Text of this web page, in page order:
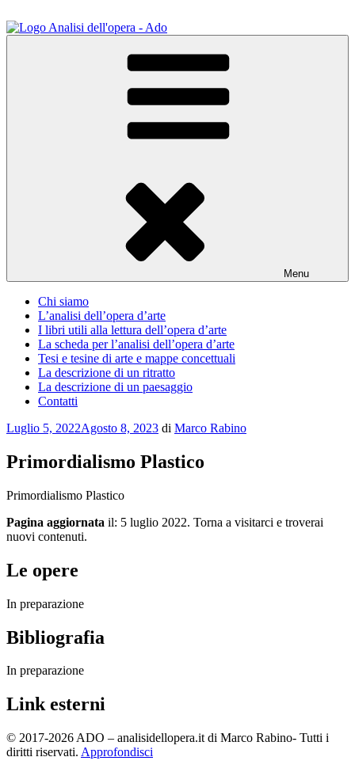
al
contenuto
Osservare le opere d'arte per capirle e imparare ad amarle
Menu
Chi siamo
L’analisi dell’opera d’arte
I libri utili alla lettura dell’opera d’arte
La scheda per l’analisi dell’opera d’arte
Tesi e tesine di arte e mappe concettuali
La descrizione di un ritratto
La descrizione di un paesaggio
Contatti
Pubblicato
Luglio 5, 2022Agosto 8, 2023 di Marco Rabino
Primordialismo Plastico
Primordialismo Plastico
Pagina aggiornata il: 5 luglio 2022. Torna a visitarci e troverai
nuovi contenuti.
Le opere
In preparazione
Bibliografia
In preparazione
Link esterni
© 2017-2026 ADO – analisidellopera.it di Marco Rabino- Tutti i
diritti riservati. Approfondisci